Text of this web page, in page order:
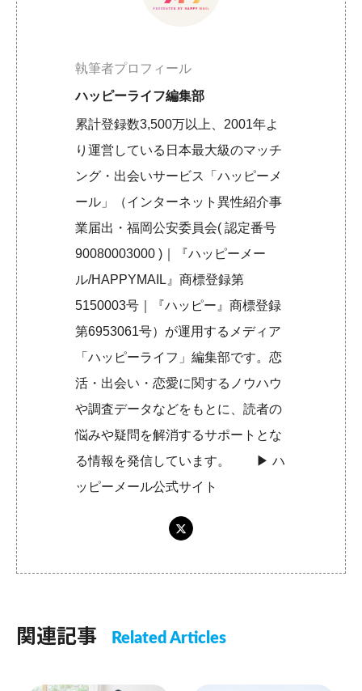
執筆者プロフィール
ハッピーライフ編集部
累計登録数3,500万以上、2001年よ
り運営している日本最大級のマッチ
ング・出会いサービス「ハッピーメ
ール」（インターネット異性紹介事
業届出・福岡公安委員会( 認定番号
90080003000 )｜『ハッピーメー
ル/HAPPYMAIL』商標登録第
5150003号｜『ハッピー』商標登録
第6953061号）が運用するメディア
「ハッピーライフ」編集部です。恋
活・出会い・恋愛に関するノウハウ
や調査データなどをもとに、読者の
悩みや疑問を解消するサポートとな
る情報を発信しています。 ▶︎ハ
ッピーメール公式サイト
関連記事 Related Articles